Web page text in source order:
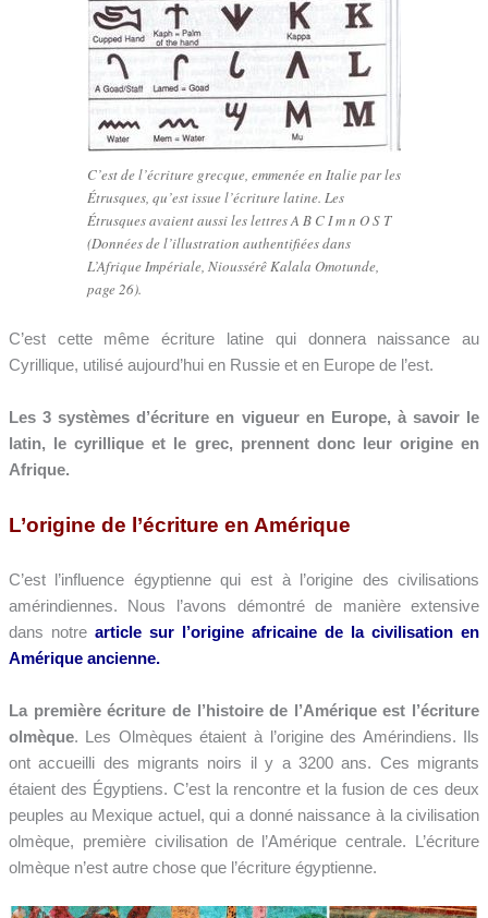
C’est de l’écriture grecque, emmenée en Italie par les
Étrusques, qu’est issue l’écriture latine. Les
Étrusques avaient aussi les lettres A B C I m n O S T
(Données de l’illustration authentifiées dans
L’Afrique Impériale, Nioussérê Kalala Omotunde,
page 26).
C’est cette même écriture latine qui donnera naissance au
Cyrillique, utilisé aujourd’hui en Russie et en Europe de l’est.
Les 3 systèmes d’écriture en vigueur en Europe, à savoir le
latin, le cyrillique et le grec, prennent donc leur origine en
Afrique.
L’origine de l’écriture en Amérique
C’est l’influence égyptienne qui est à l’origine des civilisations
amérindiennes. Nous l’avons démontré de manière extensive
dans notre article sur l’origine africaine de la civilisation en
Amérique ancienne.
La première écriture de l’histoire de l’Amérique est l’écriture
olmèque. Les Olmèques étaient à l’origine des Amérindiens. Ils
ont accueilli des migrants noirs il y a 3200 ans. Ces migrants
étaient des Égyptiens. C’est la rencontre et la fusion de ces deux
peuples au Mexique actuel, qui a donné naissance à la civilisation
olmèque, première civilisation de l’Amérique centrale. L’écriture
olmèque n’est autre chose que l’écriture égyptienne.